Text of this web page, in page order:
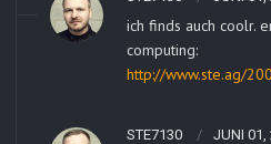
ich finds auch coolr.
computing:
http://www.ste.ag/
STE7130 JUNI 01,